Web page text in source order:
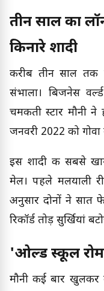
तीन साल का
किनारे शादी
करीब तीन साल तक
संभाला। बिजनेस
चमकती स्टार मौनी ने
जनवरी 2022 को
इस शादी की सबसे
मेल। पहले मलयाली
अनुसार दोनों ने सात
रिकॉर्ड तोड़ सुर्खियां
'ओल्ड स्कूल
मौनी कई बार खुलकर